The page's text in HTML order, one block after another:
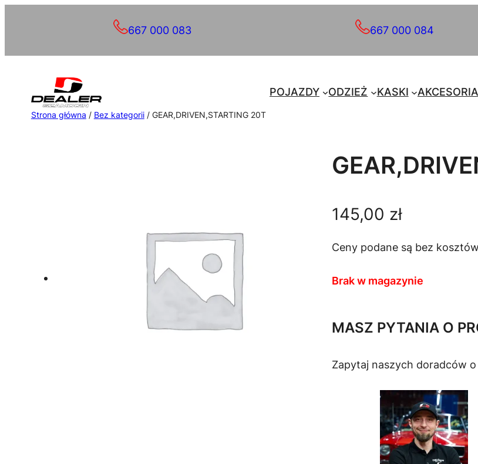
667 000 083 667 000 084
POJAZDY ODZIEŻ KASKI AKCESORIA
Strona główna / Bez kategorii/ GEAR,DRIVEN,STARTING 20T
145,00 zł
Ceny podane są bez
Brak w magazynie
MASZ PYTANIA O
Zapytaj naszych doradców